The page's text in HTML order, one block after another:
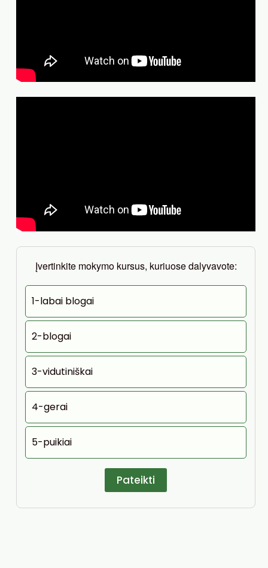
Įvertinkite mokymo kursus, kuriuose dalyvavote:
1-labai blogai
2-blogai
3-vidutiniškai
4-gerai
5-puikiai